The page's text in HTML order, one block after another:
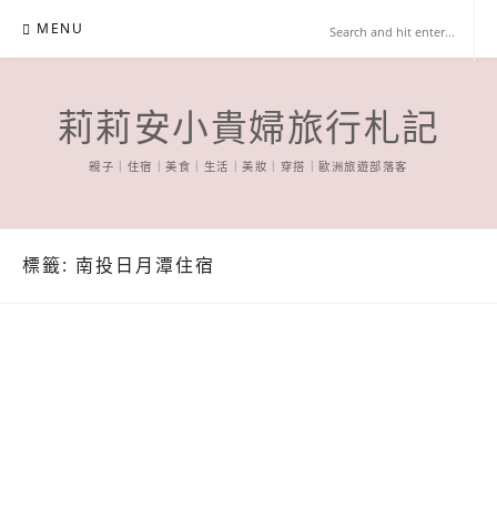
content
MENU
莉莉安小貴婦旅行札記
親子｜住宿｜美食｜生活｜美妝｜穿搭｜歐洲旅遊部落客
標籤: 南投日月潭住宿